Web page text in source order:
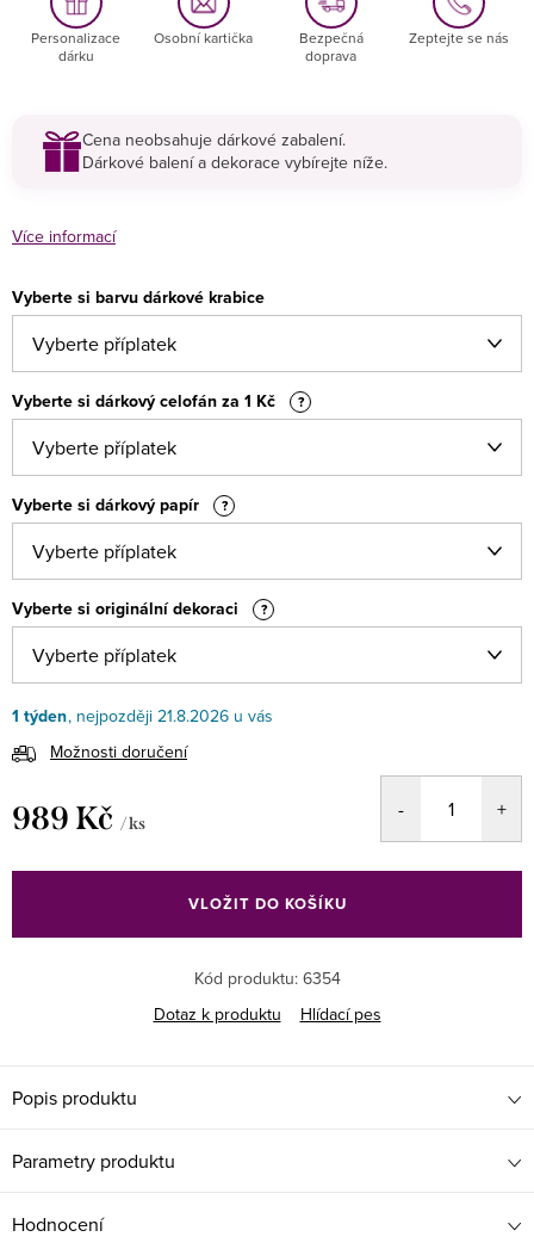
Personalizace
dárku
Osobní kartička
Bezpečná
doprava
Zeptejte se nás
Cena neobsahuje dárkové zabalení.
Dárkové balení a dekorace vybírejte níže.
Více informací
Vyberte si barvu dárkové krabice
Vyberte si dárkový celofán za 1 Kč ?
Vyberte si dárkový papír ?
Vyberte si originální dekoraci ?
1 týden
21.8.2026
Možnosti doručení
989 Kč / ks
cena:
VLOŽIT DO KOŠÍKU
Kód produktu: 6354
Dotaz k produktu
Hlídací pes
Popis produktu
Parametry produktu
Hodnocení